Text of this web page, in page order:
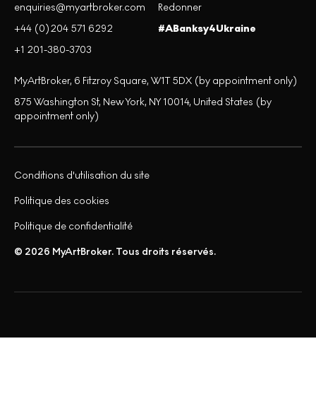
enquiries@myartbroker.com
+44 (0)204 571 6292
+1 201-380-3703
Redonner
#ABanksy4Ukraine
MyArtBroker, 6 Fitzroy Square, W1T 5DX (by appointment only)
875 Washington St, New York, NY 10014, United States (by
appointment only)
© 2026 MyArtBroker. Tous droits réservés.
Politique de confidentialité
Politique des cookies
Conditions d'utilisation du site